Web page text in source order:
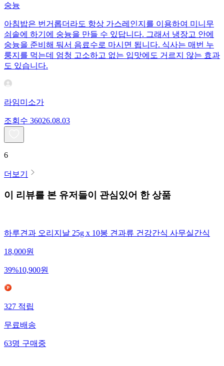
숭늉
아침밥은 번거롭더라도 항상 가스레인지를 이용하여 미니무
쇠솥에 하기에 숭늉을 만들 수 있답니다. 그래서 냉장고 안에
숭늉을 준비해 둬서 음료수로 마시면 됩니다. 식사는 매번 누
룽지를 먹는데 엄청 고소하고 없는 입맛에도 거르지 않는 효과
도 있습니다.
라임미소가
조회수 36026.08.03
6
더보기
이 리뷰를 본 유저들이 관심있어 한 상품
하루견과 오리지날 25g x 10봉 견과류 건강간식 사무실간식
18,000원
39%10,900원
327적립
무료배송
63명구매중